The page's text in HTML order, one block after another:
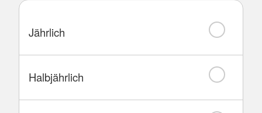
Jährlich
Halbjährlich